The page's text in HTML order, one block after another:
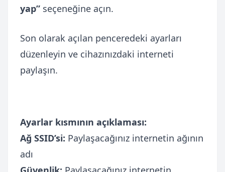
yap” seçeneğine açın.
Son olarak açılan penceredeki ayarları
düzenleyin ve cihazınızdaki interneti
paylaşın.
Ayarlar kısmının açıklaması:
Ağ SSID’si: Paylaşacağınız internetin ağının
adı